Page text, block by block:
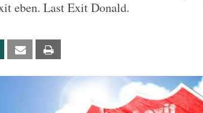
eben. Last Exit Donald.
Xing Email